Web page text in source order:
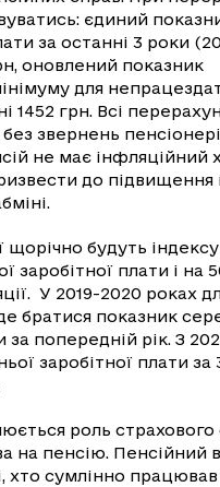
єдиний
за останні 3 роки
оновлений показник
для
1452 грн. Всі
звернень
не має інфляційний
до підвищення
щорічно будуть
заробітної плати і на
У 2019-2020 роках
братися показник
за попередній рік. З
заробітної плати за
роль
на пенсію. Пенсійний
хто сумлінно працював